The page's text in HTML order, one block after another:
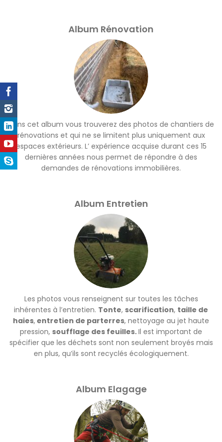
Album Rénovation
Dans cet album vous trouverez des photos de chantiers de
rénovations et qui ne se limitent plus uniquement aux
espaces extérieurs. L’ expérience acquise durant ces 15
dernières années nous permet de répondre à des
demandes de rénovations immobilières.
Album Entretien
Les photos vous renseignent sur toutes les tâches
inhérentes à l’entretien. Tonte, scarification, taille de
haies, entretien de parterres, nettoyage au jet haute
pression, soufflage des feuilles.Il est important de
spécifier que les déchets sont non seulement broyés mais
en plus, qu’ils sont recyclés écologiquement.
Album Elagage